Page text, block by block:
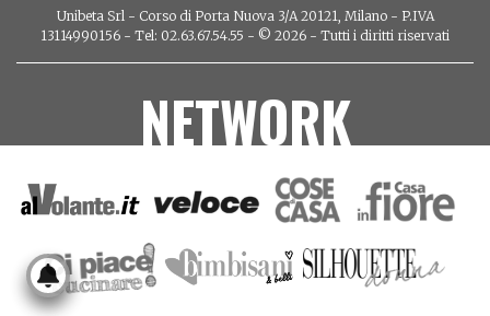
Unibeta Srl - Corso di Porta Nuova 3/A 20121, Milano - P.IVA
13114990156 - Tel: 02.63.67.54.55 - © 2026 - Tutti i diritti riservati
NETWORK